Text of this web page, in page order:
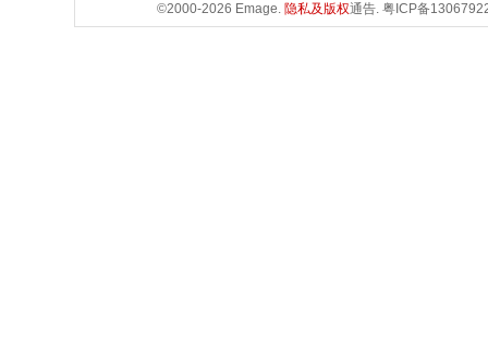
©2000-2026 Emage. 隐私及版权通告. 粤ICP备